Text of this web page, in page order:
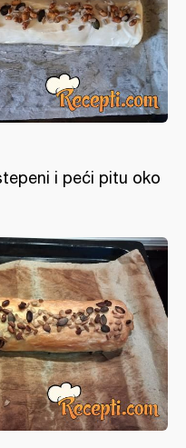
i peći pitu oko